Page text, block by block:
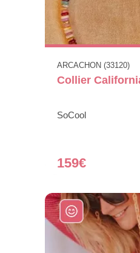
ARCACHON (33120)
Collier
SoCool
159€